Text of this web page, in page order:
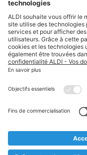
Suivez ALDI
Textes marqués d'un
* Nous vendons ces
au cas où, malgré le
prématurément en
** Sur ce site,